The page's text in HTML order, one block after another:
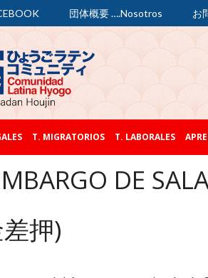
団体概要 ….Nosotros お
T. MIGRATORIOS T. LABORALES
DE
押)